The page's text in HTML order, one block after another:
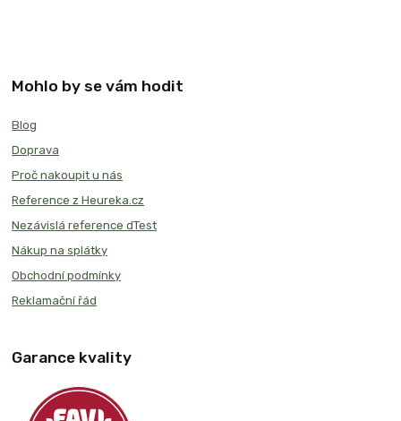
Mohlo by se vám hodit
Blog
Doprava
Proč nakoupit u nás
Reference z Heureka.cz
Nezávislá reference dTest
Nákup na splátky
Obchodní podmínky
Reklamační řád
Garance kvality